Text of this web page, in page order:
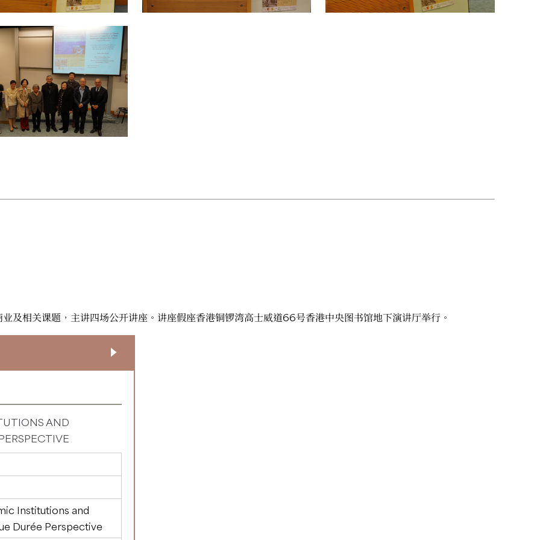
及相关课题，主讲四场公开讲座。讲座假座香港铜锣湾高士威道66号香港中央图书馆地下演讲厅举行。
AND
Institutions and
Durée Perspective